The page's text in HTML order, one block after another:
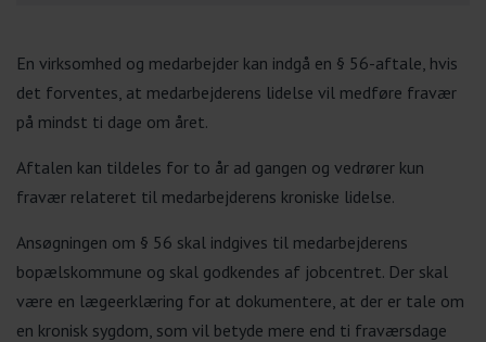
En virksomhed og medarbejder kan indgå en § 56-aftale, hvis
det forventes, at medarbejderens lidelse vil medføre fravær
på mindst ti dage om året.
Aftalen kan tildeles for to år ad gangen og vedrører kun
fravær relateret til medarbejderens kroniske lidelse.
Ansøgningen om § 56 skal indgives til medarbejderens
bopælskommune og skal godkendes af jobcentret. Der skal
være en lægeerklæring for at dokumentere, at der er tale om
en kronisk sygdom, som vil betyde mere end ti fraværsdage